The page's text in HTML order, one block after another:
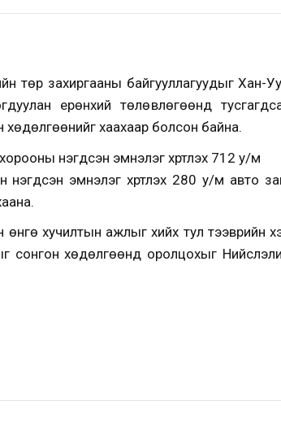
төр захиргааны байгууллагуудыг
ерөнхий төлөвлөгөөнд
хаахаар болсон байна.
хорооны нэгдсэн эмнэлэг хүртлэх 712 у/м
нэгдсэн эмнэлэг хүртлэх 280 у/м авто
өнгө хучилтын ажлыг хийх тул тээврийн
сонгон хөдөлгөөнд оролцохыг